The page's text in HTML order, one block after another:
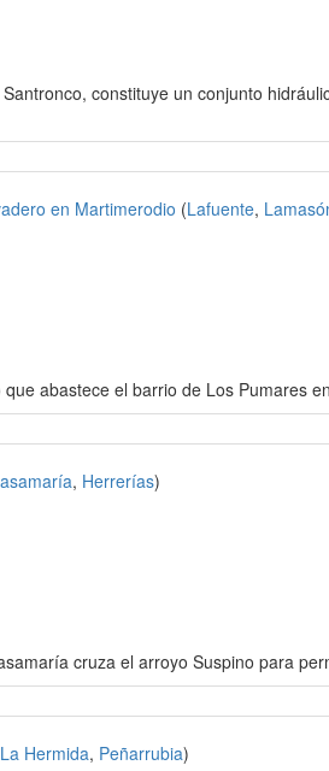
constituye un conjunto
en Martimerodio (Lafuente,
abastece el barrio de Los Pumares
, Herrerías)
cruza el arroyo Suspino para
La Hermida, Peñarrubia)